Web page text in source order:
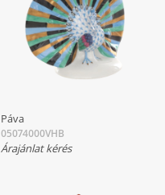
Páva
05074000VHB
Árajánlat kérés